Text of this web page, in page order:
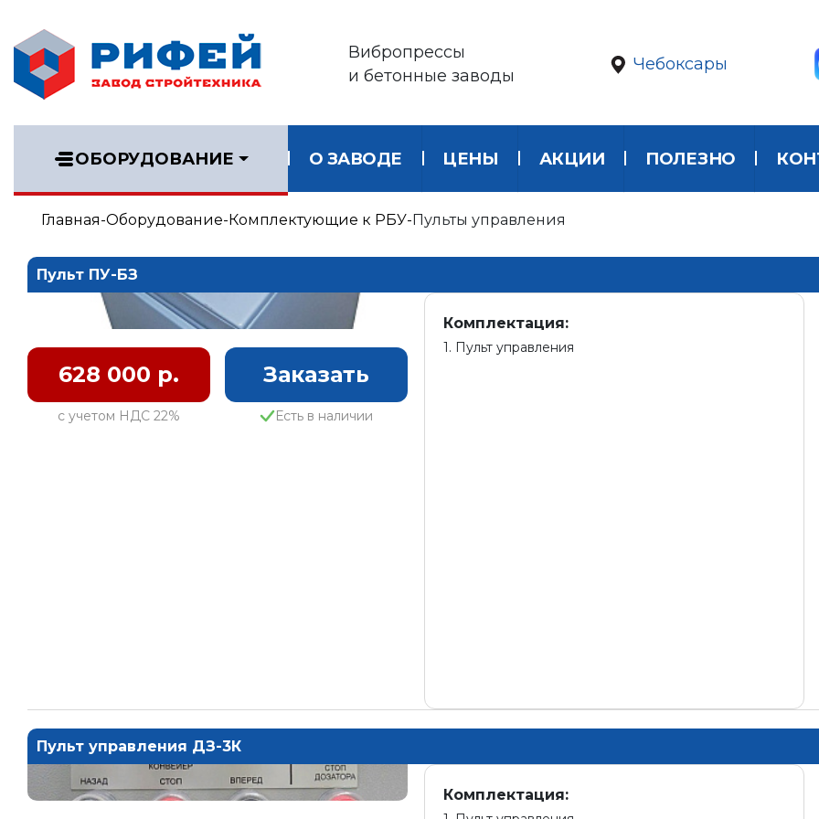
Вибропрессы
и бетонные заводы
Чебоксары
ОБОРУДОВАНИЕ О ЗАВОДЕ ЦЕНЫ АКЦИИ ПОЛЕЗНО
Главная Оборудование Комплектующие к РБУ Пульты управления
Пульт ПУ-БЗ
628 000 р.
с учетом НДС 22%
Заказать
Есть в наличии
Комплектация:
1. Пульт управления
Пульт управления ДЗ-3К
Комплектация: